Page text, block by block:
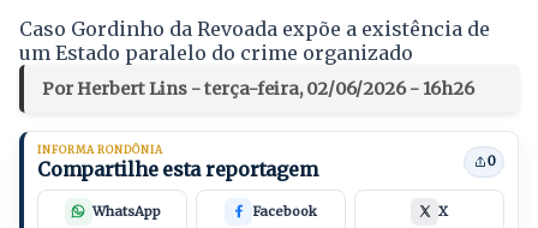
Caso Gordinho da Revoada expõe a existência de
um Estado paralelo do crime organizado
Por Herbert Lins - terça-feira, 02/06/2026 - 16h26
INFORMA RONDÔNIA
Compartilhe esta reportagem 0
WhatsApp Facebook X